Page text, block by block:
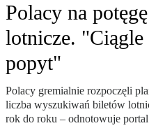
Polacy na
lotnicze. "Ciągle
popyt"
Polacy gremialnie rozpoczęli
liczba wyszukiwań biletów
rok do roku – odnotowuje